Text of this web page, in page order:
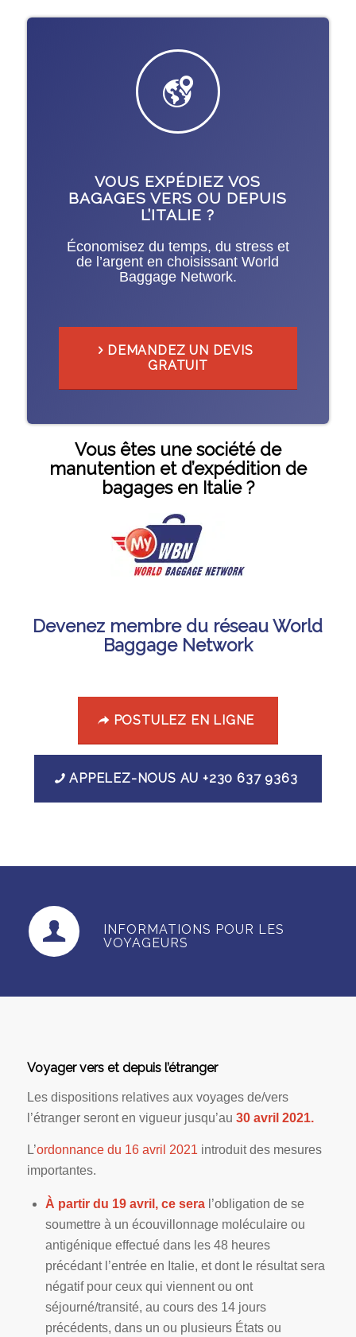
VOUS EXPÉDIEZ VOS
BAGAGES VERS OU DEPUIS
L’ITALIE ?
Économisez du temps, du stress et
de l’argent en choisissant World
Baggage Network.
DEMANDEZ UN DEVIS
GRATUIT
Vous êtes une société de
manutention et d’expédition de
bagages en Italie ?
Devenez membre du réseau World
Baggage Network
POSTULEZ EN LIGNE
APPELEZ-NOUS AU +230 637 9363
INFORMATIONS POUR LES
VOYAGEURS
Voyager vers et depuis l’étranger
Les dispositions relatives aux voyages de/vers
l’étranger seront en vigueur jusqu’au 30 avril 2021.
L’ordonnance du 16 avril 2021 introduit des mesures
importantes.
À partir du 19 avril, ce sera l’obligation de se
soumettre à un écouvillonnage moléculaire ou
antigénique effectué dans les 48 heures
précédant l’entrée en Italie, et dont le résultat sera
négatif pour ceux qui viennent ou ont
séjourné/transité, au cours des 14 jours
précédents, dans un ou plusieurs États ou